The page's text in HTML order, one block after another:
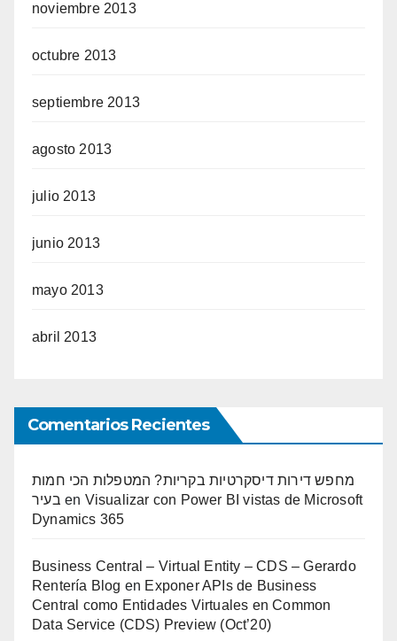
noviembre 2013
octubre 2013
septiembre 2013
agosto 2013
julio 2013
junio 2013
mayo 2013
abril 2013
Comentarios Recientes
מחפש דירות דיסקרטיות בקריות? המטפלות הכי חמות
בעיר en Visualizar con Power BI vistas de Microsoft
Dynamics 365
Business Central – Virtual Entity – CDS – Gerardo
Rentería Blog en Exponer APIs de Business
Central como Entidades Virtuales en Common
Data Service (CDS) Preview (Oct’20)